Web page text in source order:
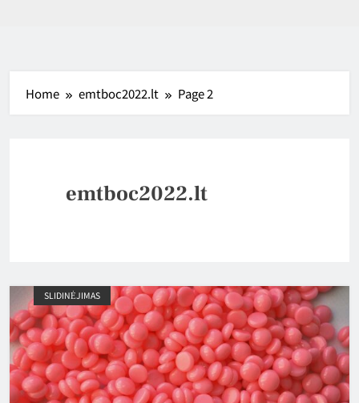
Home emtboc2022.lt Page 2
emtboc2022.lt
SLIDINĖJIMAS